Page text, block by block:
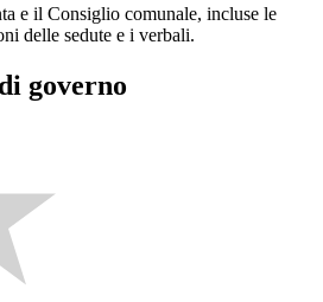
e il Consiglio comunale, incluse le
delle sedute e i verbali.
governo